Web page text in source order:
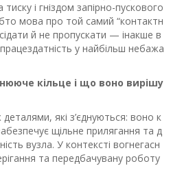
і гніздом запірно-пускового
мова про той самий “контактн
й не пропускати — інакше в
у найбільш небажа
кільце і що воно вирішу
які з’єднуються: воно к
щільне прилягання та д
вузла. У контексті вогнегасн
та передбачувану роботу